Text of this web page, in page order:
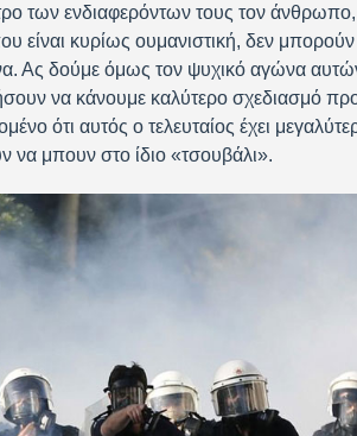
των ενδιαφερόντων τους τον
είναι κυρίως ουμανιστική, δεν
Ας δούμε όμως τον ψυχικό αγώνα
να κάνουμε καλύτερο σχεδιασμό
ότι αυτός ο τελευταίος έχει
να μπουν στο ίδιο «τσουβάλι».